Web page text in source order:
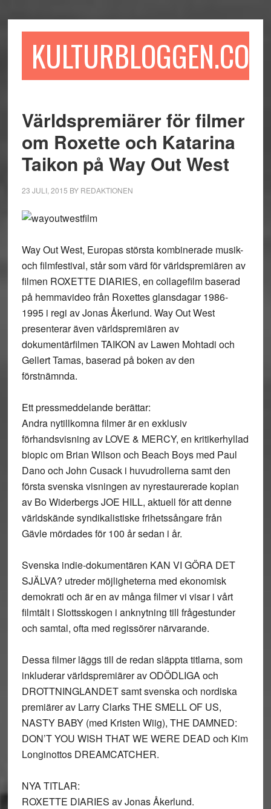
till
till
sidofältet
till
KULTURBLOGGEN.COM
Världspremiärer för filmer
om Roxette och Katarina
Taikon på Way Out West
23 JULI, 2015 BY REDAKTIONEN
Way Out West, Europas största kombinerade musik-
och filmfestival, står som värd för världspremiären av
filmen ROXETTE DIARIES, en collagefilm baserad
på hemmavideo från Roxettes glansdagar 1986-
1995 i regi av Jonas Åkerlund. Way Out West
presenterar även världspremiären av
dokumentärfilmen TAIKON av Lawen Mohtadi och
Gellert Tamas, baserad på boken av den
förstnämnda.
Ett pressmeddelande berättar:
Andra nytillkomna filmer är en exklusiv
förhandsvisning av LOVE & MERCY, en kritikerhyllad
biopic om Brian Wilson och Beach Boys med Paul
Dano och John Cusack i huvudrollerna samt den
första svenska visningen av nyrestaurerade kopian
av Bo Widerbergs JOE HILL, aktuell för att denne
världskände syndikalistiske frihetssångare från
Gävle mördades för 100 år sedan i år.
Svenska indie-dokumentären KAN VI GÖRA DET
SJÄLVA? utreder möjligheterna med ekonomisk
demokrati och är en av många filmer vi visar i vårt
filmtält i Slottsskogen i anknytning till frågestunder
och samtal, ofta med regissörer närvarande.
Dessa filmer läggs till de redan släppta titlarna, som
inkluderar världspremiärer av ODÖDLIGA och
DROTTNINGLANDET samt svenska och nordiska
premiärer av Larry Clarks THE SMELL OF US,
NASTY BABY (med Kristen Wiig), THE DAMNED:
DON’T YOU WISH THAT WE WERE DEAD och Kim
Longinottos DREAMCATCHER.
NYA TITLAR:
ROXETTE DIARIES av Jonas Åkerlund.